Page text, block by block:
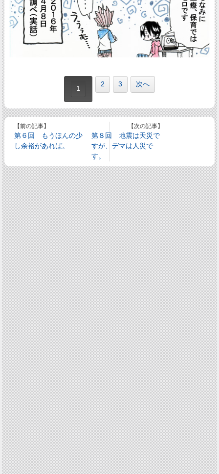
次へ
1
2 3
【前の記事】
第６回 もうほんの少
し余裕があれば。
【次の記事】
第８回 地震は天災で
すが、デマは人災で
す。